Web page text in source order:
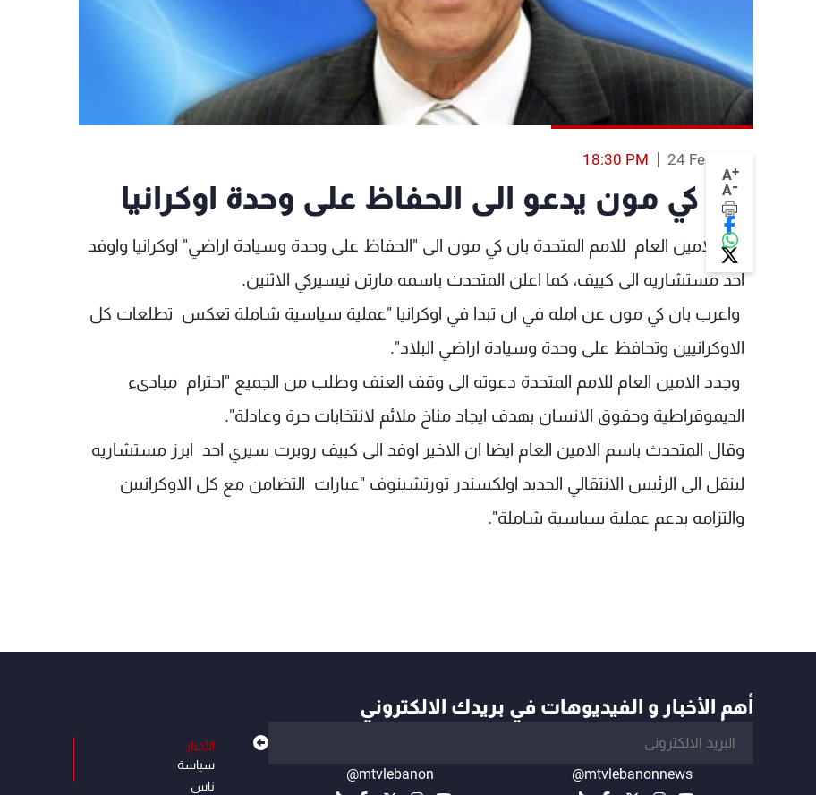
A+
A-
24 Feb 2014
18:30 PM
بان كي مون يدعو الى الحفاظ على وحدة اوكرانيا
دعا الامين العام للامم المتحدة بان كي مون الى "الحفاظ على وحدة وسيادة اراضي" اوكرانيا واوفد
احد مستشاريه الى كييف، كما اعلن المتحدث باسمه مارتن نيسيركي الاثنين.
واعرب بان كي مون عن امله في ان تبدا في اوكرانيا "عملية سياسية شاملة تعكس تطلعات كل
الاوكرانيين وتحافظ على وحدة وسيادة اراضي البلاد".
وجدد الامين العام للامم المتحدة دعوته الى وقف العنف وطلب من الجميع "احترام مبادىء
الديموقراطية وحقوق الانسان بهدف ايجاد مناخ ملائم لانتخابات حرة وعادلة".
وقال المتحدث باسم الامين العام ايضا ان الاخير اوفد الى كييف روبرت سيري احد ابرز مستشاريه
لينقل الى الرئيس الانتقالي الجديد اولكسندر تورتشينوف "عبارات التضامن مع كل الاوكرانيين
والتزامه بدعم عملية سياسية شاملة".
أهم الأخبار و الفيديوهات في بريدك الالكتروني
@mtvlebanonnews
@mtvlebanon
الأخبار
سياسة
ناس